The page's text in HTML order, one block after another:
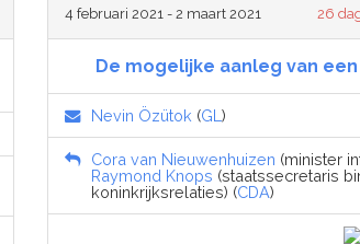
4 februari 2021 - 2 maart 2021 26
De mogelijke aanleg van
Nevin Özütok (GL )
Cora van Nieuwenhuizen (minister
Raymond Knops (staatssecretaris
koninkrijksrelaties) (CDA)